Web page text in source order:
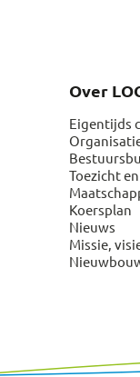
Over
Eigentijds
Toezicht
Koersplan
Nieuws
Missie,